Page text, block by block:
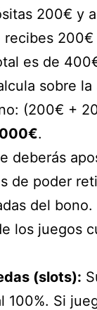
200€ y
200€
es de
sobre la
(200€ +
.
deberás
de poder
del
los juegos
(slots):
100%. Si